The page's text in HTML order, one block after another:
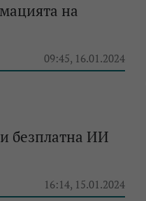
на
09:45, 16.01.2024
безплатна ИИ
16:14, 15.01.2024